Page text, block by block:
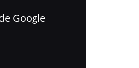
Google